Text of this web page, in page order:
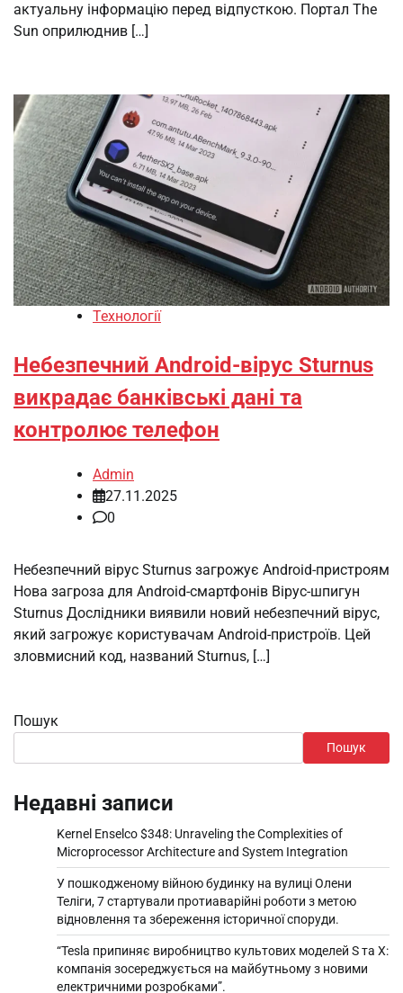
актуальну інформацію перед відпусткою. Портал The
Sun оприлюднив […]
Технології
Небезпечний Android-вірус Sturnus
викрадає банківські дані та
контролює телефон
Admin
27.11.2025
0
Небезпечний вірус Sturnus загрожує Android-пристроям
Нова загроза для Android-смартфонів Вірус-шпигун
Sturnus Дослідники виявили новий небезпечний вірус,
який загрожує користувачам Android-пристроїв. Цей
зловмисний код, названий Sturnus, […]
Пошук
Пошук
Недавні записи
Kernel Enselco $348: Unraveling the Complexities of
Microprocessor Architecture and System Integration
У пошкодженому війною будинку на вулиці Олени
Теліги, 7 стартували протиаварійні роботи з метою
відновлення та збереження історичної споруди.
“Tesla припиняє виробництво культових моделей S та X:
компанія зосереджується на майбутньому з новими
електричними розробками”.